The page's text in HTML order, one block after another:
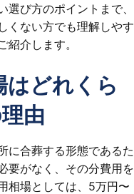
び方のポイントまで、
くない方でも理解しやす
介します。
はどれくら
由
に合葬する形態であるた
要がなく、その分費用を
相場としては、5万円〜